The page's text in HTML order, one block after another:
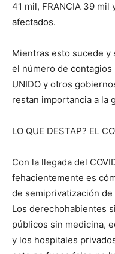
41 mil, FRANCIA 39 mil
afectados.
Mientras esto sucede y
el número de contagios
UNIDO y otros
restan importancia a la
LO QUE DESTAP? EL
Con la llegada del
fehacientemente es
de semiprivatización
Los derechohabientes
públicos sin medicina,
y los hospitales